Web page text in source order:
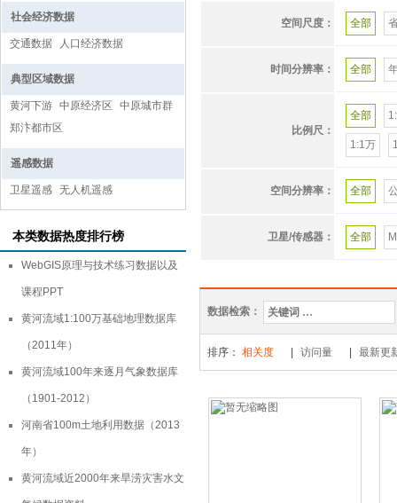
社会经济数据
交通数据 人口经济数据
典型区域数据
黄河下游 中原经济区
中原城市群
郑汴都市区
遥感数据
卫星遥感 无人机遥感
本类数据热度排行榜
WebGIS原理与技术练习数据以及
课程PPT
黄河流域1:100万基础地理数据库
（2011年）
黄河流域100年来逐月气象数据库
（1901-2012）
河南省100m土地利用数据（2013
年）
黄河流域近2000年来旱涝灾害水文
水位
2013年
战国
高速
地表水
乡镇边界
生态环境
长时间序
清
空间尺度： 全部
时间分辨率： 全部
比例尺：
全部
1:1万
空间分辨率： 全部
卫星/传感器： 全部
数据检索：
排序： 相关度 访问量 最新更